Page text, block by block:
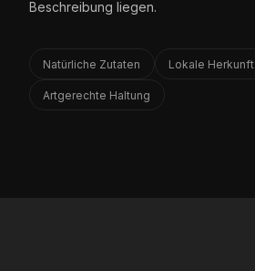
Beschreibung liegen.
Natürliche Zutaten Lokale Herkunft
Artgerechte Haltung